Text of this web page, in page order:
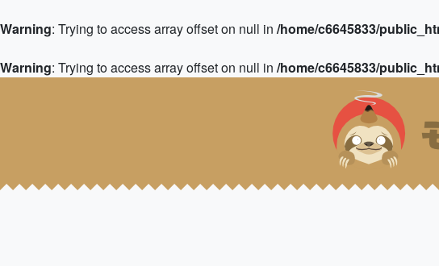
Warning: Trying to access array offset on null in /home/c6645833/
Warning: Trying to access array offset on null in /home/c6645833/